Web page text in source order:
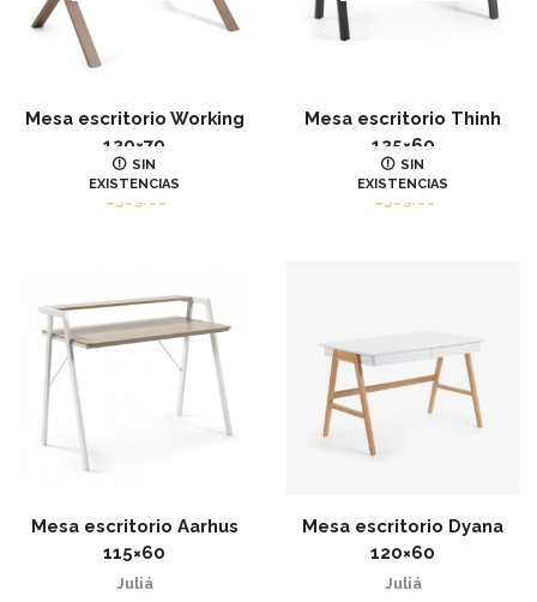
Mesa escritorio Working
120×79
Juliá
€569.00
SIN
EXISTENCIAS
Mesa escritorio Thinh
125×60
Juliá
€589.00
SIN
EXISTENCIAS
Mesa escritorio Aarhus
115×60
Juliá
Mesa escritorio Dyana
120×60
Juliá